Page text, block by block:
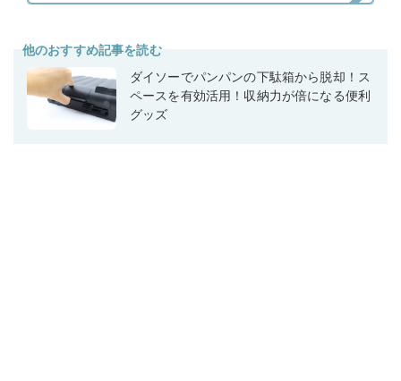
他のおすすめ記事を読む
ダイソーでパンパンの下駄箱から脱却！ス
ペースを有効活用！収納力が倍になる便利
グッズ